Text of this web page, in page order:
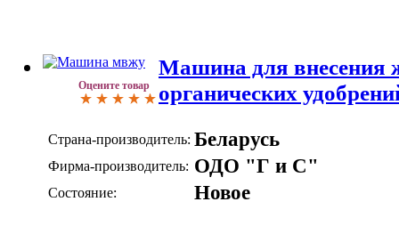
Оцените товар
Машина для внесения
органических
Страна-производитель: Беларусь
Фирма-производитель: ОДО "Г и С"
Состояние: Новое